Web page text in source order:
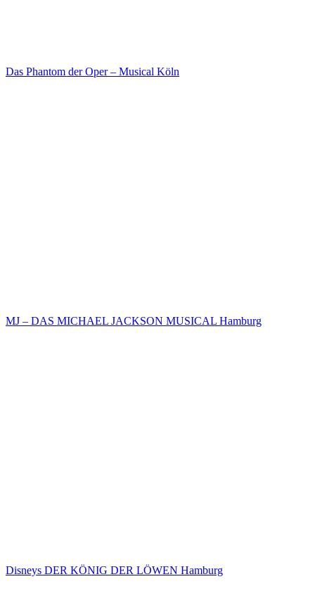
Das Phantom der Oper – Musical Köln
MJ – DAS MICHAEL JACKSON MUSICAL Hamburg
Disneys DER KÖNIG DER LÖWEN Hamburg